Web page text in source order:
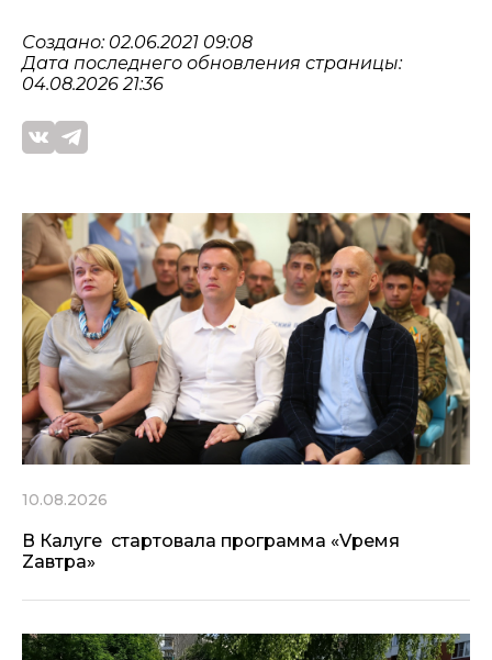
Создано: 02.06.2021 09:08
Дата последнего обновления страницы:
04.08.2026 21:36
10.08.2026
В Калуге стартовала программа «Vремя
Zавтра»